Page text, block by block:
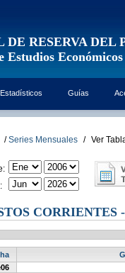
DE RESERVA DEL
Estudios Económicos
Guías
/ Series Mensuales / Ver